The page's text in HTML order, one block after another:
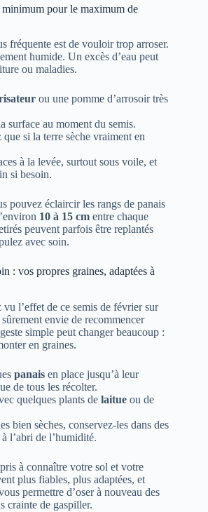
pour le maximum de
fréquente est de vouloir trop arroser.
humide. Un excès d’eau peut
ou maladies.
ou une pomme d’arrosoir très
surface au moment du semis.
que si la terre sèche vraiment en
à la levée, surtout sous voile, et
si besoin.
pouvez éclaircir les rangs de panais
10 à 15 cm entre chaque
peuvent parfois être replantés
avec soin.
: vos propres graines, adaptées à
l’effet de ce semis de février sur
envie de recommencer
simple peut changer beaucoup :
en graines.
panais en place jusqu’à leur
de tous les récolter.
quelques plants de laitue ou de
bien sèches, conservez-les dans des
l’abri de l’humidité.
à connaître votre sol et votre
plus fiables, plus adaptées, et
permettre d’oser à nouveau des
crainte de gaspiller.